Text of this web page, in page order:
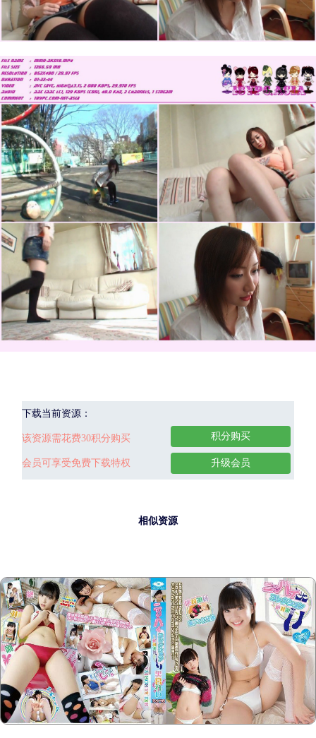
下载当前资源：
该资源需花费30积分购买
会员可享受免费下载特权
积分购买
升级会员
相似资源